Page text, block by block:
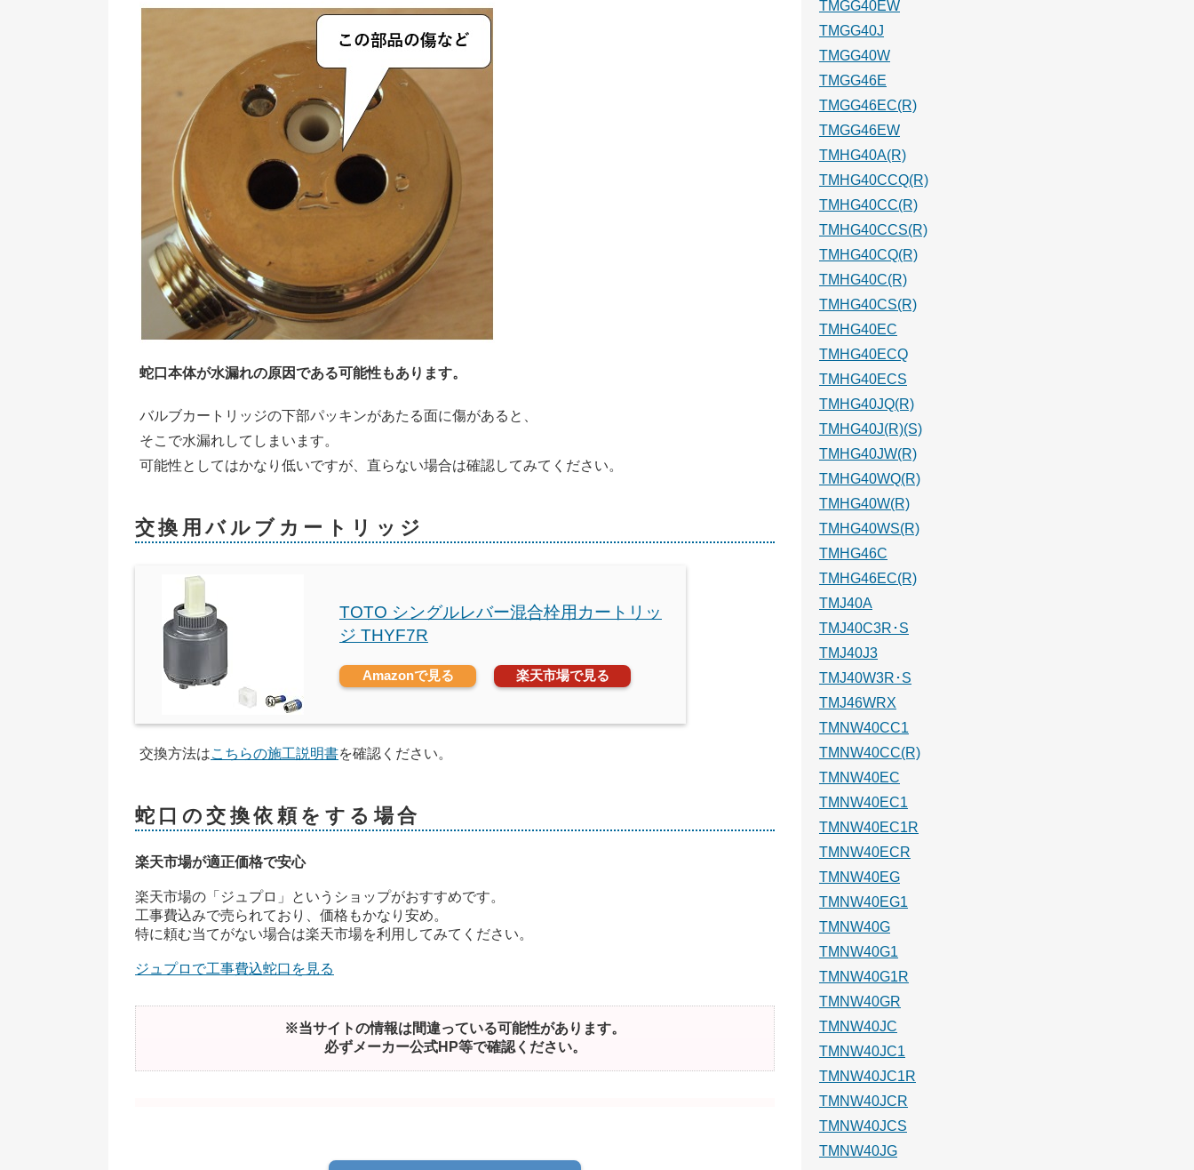
蛇口本体が水漏れの原因である可能性もあります。
バルブカートリッジの下部パッキンがあたる面に傷があると、
そこで水漏れしてしまいます。
可能性としてはかなり低いですが、直らない場合は確認してみてください。
交換用バルブカートリッジ
TOTO シングルレバー混合栓用カートリッ
ジ THYF7R
Amazonで見る 楽天市場で見る
交換方法はこちらの施工説明書を確認ください。
蛇口の交換依頼をする場合
楽天市場が適正価格で安心
楽天市場の「ジュプロ」というショップがおすすめです。
工事費込みで売られており、価格もかなり安め。
特に頼む当てがない場合は楽天市場を利用してみてください。
ジュプロで工事費込蛇口を見る
※当サイトの情報は間違っている可能性があります。
必ずメーカー公式HP等で確認ください。
TMGG40EW
TMGG40J
TMGG40W
TMGG46E
TMGG46EC(R)
TMGG46EW
TMHG40A(R)
TMHG40CCQ(R)
TMHG40CC(R)
TMHG40CCS(R)
TMHG40CQ(R)
TMHG40C(R)
TMHG40CS(R)
TMHG40EC
TMHG40ECQ
TMHG40ECS
TMHG40JQ(R)
TMHG40J(R)(S)
TMHG40JW(R)
TMHG40WQ(R)
TMHG40W(R)
TMHG40WS(R)
TMHG46C
TMHG46EC(R)
TMJ40A
TMJ40C3R･S
TMJ40J3
TMJ40W3R･S
TMJ46WRX
TMNW40CC1
TMNW40CC(R)
TMNW40EC
TMNW40EC1
TMNW40EC1R
TMNW40ECR
TMNW40EG
TMNW40EG1
TMNW40G
TMNW40G1
TMNW40G1R
TMNW40GR
TMNW40JC
TMNW40JC1
TMNW40JC1R
TMNW40JCR
TMNW40JCS
TMNW40JG